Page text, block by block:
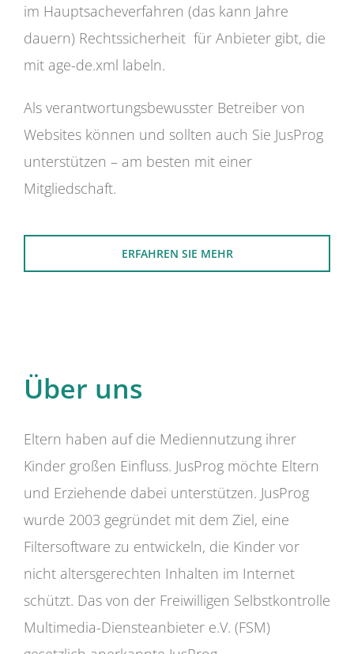
im Hauptsacheverfahren (das kann Jahre
dauern) Rechtssicherheit für Anbieter gibt, die
mit age-de.xml labeln.
Als verantwortungsbewusster Betreiber von
Websites können und sollten auch Sie JusProg
unterstützen – am besten mit einer
Mitgliedschaft.
ERFAHREN SIE MEHR
Über uns
Eltern haben auf die Mediennutzung ihrer
Kinder großen Einfluss. JusProg möchte Eltern
und Erziehende dabei unterstützen. JusProg
wurde 2003 gegründet mit dem Ziel, eine
Filtersoftware zu entwickeln, die Kinder vor
nicht altersgerechten Inhalten im Internet
schützt. Das von der Freiwilligen Selbstkontrolle
Multimedia-Diensteanbieter e.V. (FSM)